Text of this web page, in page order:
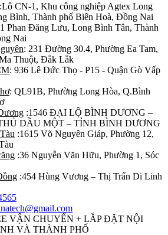
:Lô CN-1, Khu công nghiệp Agtex Long
Bình, Thành phố Biên Hoà, Đồng Nai
Phan Đăng Lưu, Long Bình Tân, Thành
Nai
: 231 Đường 30.4, Phường Ea Tam,
Thuột, Đắk Lắk
: 936 Lê Đức Thọ - P15 - Quận Gò Vấp
: QL91B, Phường Long Hòa, Q.Bình
:1546 ĐẠI LỘ BÌNH DƯƠNG –
DẦU MỘT – TỈNH BÌNH DƯƠNG
:1615 Võ Nguyên Giáp, Phường 12,
:36 Nguyễn Văn Hữu, Phường 1, Sóc
:454 Hùng Vương – Thị Trấn Di Linh
VẬN CHUYỂN + LẮP ĐẶT NỘI
VÀ THÀNH PHỐ